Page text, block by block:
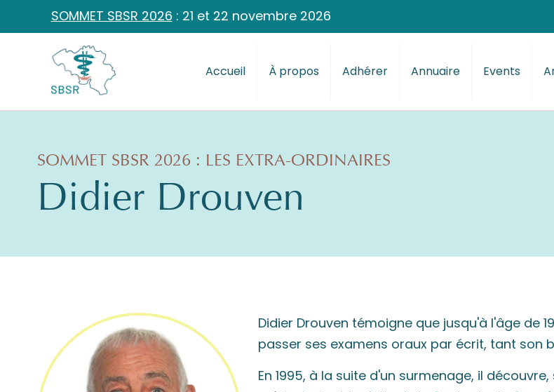
SOMMET SBSR 2026 : 21 et 22 novembre 2026
Accueil À propos Adhérer Annuaire Events
SOMMET SBSR 2026 : LES EXTRA-ORDINAIRES
Didier Drouven
Didier Drouven témoigne que jusqu'à l'âge de
passer ses examens oraux par écrit, tant son
En 1995, à la suite d'un surmenage, il